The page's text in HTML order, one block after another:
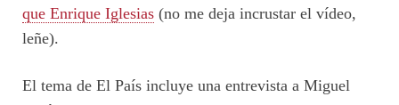
que Enrique Iglesias (no me deja incrustar el vídeo,
leñe).
El tema de El País incluye una entrevista a Miguel